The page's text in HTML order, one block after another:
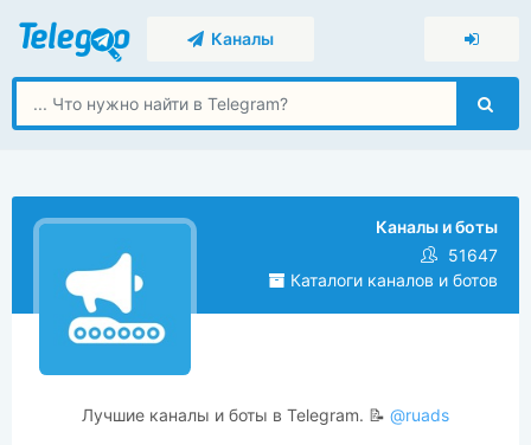
Каналы
Каналы и боты
51647
Каталоги каналов и ботов
Лучшие каналы и боты в Telegram. 📝 @ruads